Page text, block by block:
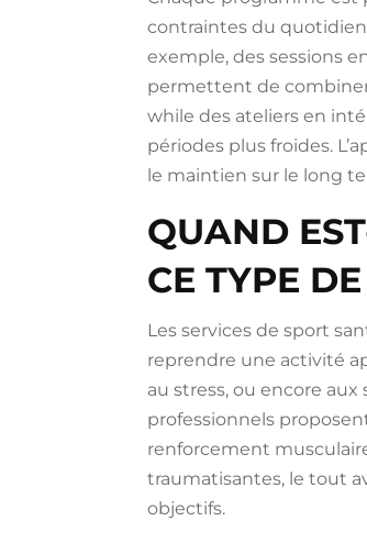
contraintes du
exemple, des sessions
permettent de
while des ateliers en
périodes plus froides.
le maintien sur le long
QUAND
CE TYPE
Les services de sport
reprendre une activité
au stress, ou encore
professionnels
renforcement
traumatisantes, le tout
objectifs.